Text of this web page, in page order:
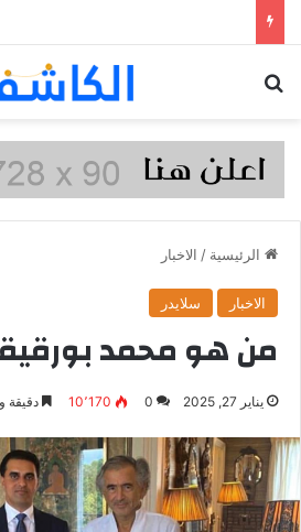
الرئيسية / الاخبار
الاخبار سلايدر
من هو محمد
يناير 27, 2025 0 10٬170 دقيقة